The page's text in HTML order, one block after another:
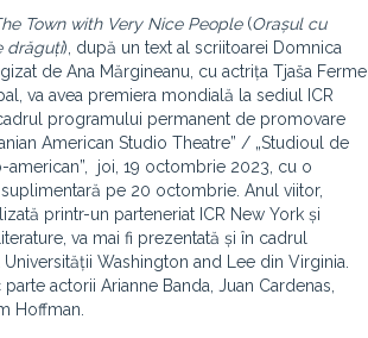
Town with Very Nice People(Orașul cu
drăguți) , după un text al scriitoarei Domnica
de Ana Mărgineanu, cu actrița Tjaša Ferme
va avea premiera mondială la sediul ICR
programului permanent de promovare
American Studio Theatre” / „Studioul de
american”, joi, 19 octombrie 2023, cu o
pe 20 octombrie. Anul viitor,
printr-un parteneriat ICR New York și
va mai fi prezentată și în cadrul
Washington and Lee din Virginia.
parte actorii Arianne Banda, Juan Cardenas,
Hoffman.